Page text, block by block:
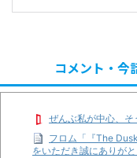
コメント・今
ぜんぶ私が中心、
フロム「『The
をいただき誠にありがと